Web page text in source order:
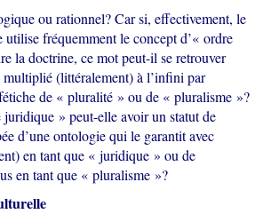
ou rationnel? Car si, effectivement, le
fréquemment le concept d’« ordre
la doctrine, ce mot peut-il se retrouver
multiplié (littéralement) à l’infini par
de « pluralité » ou de « pluralisme »?
juridique » peut-elle avoir un statut de
d’une ontologie qui le garantit avec
en tant que « juridique » ou de
en tant que « pluralisme »?